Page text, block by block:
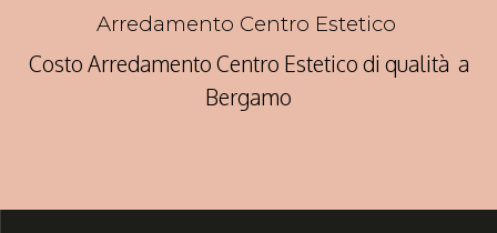
Arredamento Centro Estetico
Costo Arredamento Centro Estetico di qualità a
Bergamo